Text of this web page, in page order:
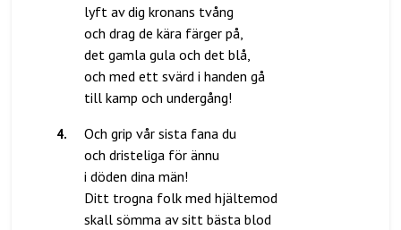
lyft av dig kronans tvång
och drag de kära färger på,
det gamla gula och det blå,
och med ett svärd i handen gå
4.
Och grip vår sista fana du
och dristeliga för ännu
i döden dina män!
Ditt trogna folk med hjältemod
skall sömma av sitt bästa blod